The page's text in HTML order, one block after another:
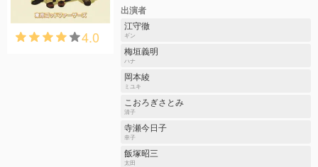
4.0
出演者
江守徹
ギン
梅垣義明
ハナ
岡本綾
ミユキ
こおろぎさとみ
清子
寺瀬今日子
幸子
飯塚昭三
太田